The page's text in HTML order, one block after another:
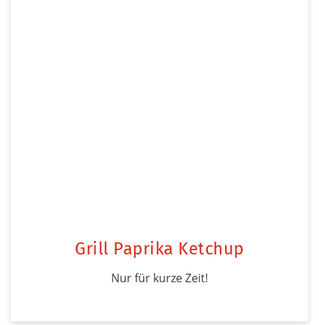
Grill Paprika Ketchup
Nur für kurze Zeit!